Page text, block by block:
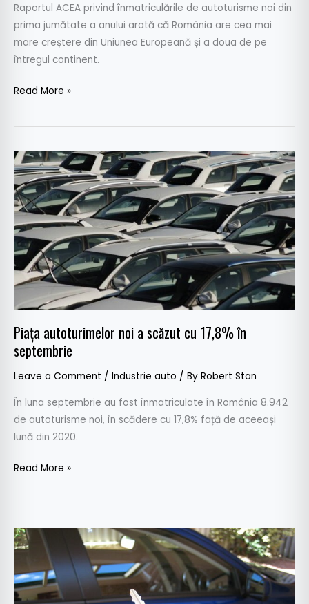
Raportul ACEA privind înmatriculările de autoturisme noi din
prima jumătate a anului arată că România are cea mai
mare creștere din Uniunea Europeană și a doua de pe
întregul continent.
Read More »
Piața autoturimelor noi a scăzut cu 17,8% în
septembrie
Leave a Comment / Industrie auto / By Robert Stan
În luna septembrie au fost înmatriculate în România 8.942
de autoturisme noi, în scădere cu 17,8% față de aceeași
lună din 2020.
Piața
autoturimelor
noi
a
scăzut
cu
17,8%
în
septembrie
Read More »
Piața
auto
crește
în